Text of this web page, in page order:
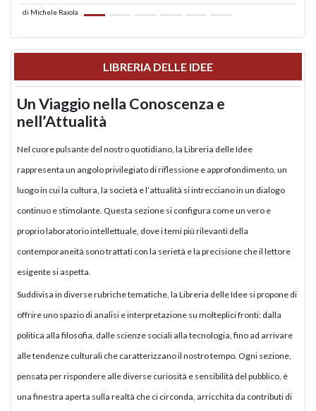
di Michele Raiola
LIBRERIA DELLE IDEE
Un Viaggio nella Conoscenza e
nell’Attualità
Nel cuore pulsante del nostro quotidiano, la Libreria delle Idee
rappresenta un angolo privilegiato di riflessione e approfondimento, un
luogo in cui la cultura, la società e l’attualità si intrecciano in un dialogo
continuo e stimolante. Questa sezione si configura come un vero e
proprio laboratorio intellettuale, dove i temi più rilevanti della
contemporaneità sono trattati con la serietà e la precisione che il lettore
esigente si aspetta.
Suddivisa in diverse rubriche tematiche, la Libreria delle Idee si propone di
offrire uno spazio di analisi e interpretazione su molteplici fronti: dalla
politica alla filosofia, dalle scienze sociali alla tecnologia, fino ad arrivare
alle tendenze culturali che caratterizzano il nostro tempo. Ogni sezione,
pensata per rispondere alle diverse curiosità e sensibilità del pubblico, è
una finestra aperta sulla realtà che ci circonda, arricchita da contributi di